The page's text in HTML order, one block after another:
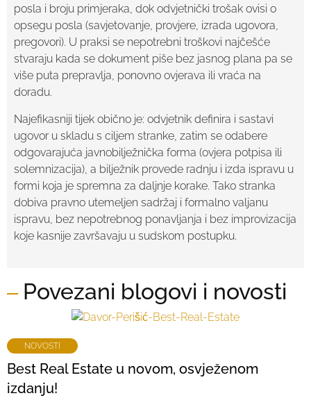
posla i broju primjeraka, dok odvjetnički trošak ovisi o
opsegu posla (savjetovanje, provjere, izrada ugovora,
pregovori). U praksi se nepotrebni troškovi najčešće
stvaraju kada se dokument piše bez jasnog plana pa se
više puta prepravlja, ponovno ovjerava ili vraća na
doradu.
Najefikasniji tijek obično je: odvjetnik definira i sastavi
ugovor u skladu s ciljem stranke, zatim se odabere
odgovarajuća javnobilježnička forma (ovjera potpisa ili
solemnizacija), a bilježnik provede radnju i izda ispravu u
formi koja je spremna za daljnje korake. Tako stranka
dobiva pravno utemeljen sadržaj i formalno valjanu
ispravu, bez nepotrebnog ponavljanja i bez improvizacija
koje kasnije završavaju u sudskom postupku.
Povezani blogovi i novosti
NOVOSTI
Best Real Estate u novom, osvježenom
izdanju!